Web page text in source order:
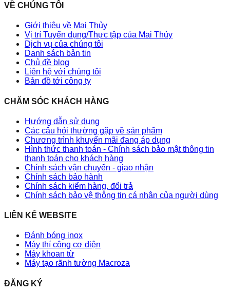
VỀ CHÚNG TÔI
Giới thiệu về Mai Thủy
Vị trí Tuyển dụng/Thực tập của Mai Thủy
Dịch vụ của chúng tôi
Danh sách bản tin
Chủ đề blog
Liên hệ với chúng tôi
Bản đồ tới công ty
CHĂM SÓC KHÁCH HÀNG
Hướng dẫn sử dụng
Các câu hỏi thường gặp về sản phẩm
Chương trình khuyến mãi đang áp dụng
Hình thức thanh toán - Chính sách bảo mật thông tin
thanh toán cho khách hàng
Chính sách vận chuyển - giao nhận
Chính sách bảo hành
Chính sách kiểm hàng, đổi trả
Chính sách bảo vệ thông tin cá nhân của người dùng
LIÊN KẾ WEBSITE
Đánh bóng inox
Máy thí công cơ điện
Máy khoan từ
Máy tạo rãnh tường Macroza
ĐĂNG KÝ